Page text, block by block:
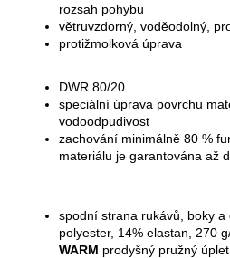
rozsah pohybu
větruvzdorný, voděodolný,
protižmolková úprava
DWR 80/20
speciální úprava povrchu
vodoodpudivost
zachování minimálně 80 %
materiálu je garantována až
spodní strana rukávů, boky
polyester, 14% elastan, 270
WARM prodyšný pružný úplet